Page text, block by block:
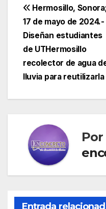
de
entradas
Hermosillo,
17 de mayo de 2024.-
Diseñan estudiantes
de UTHermosillo
recolector de agua
lluvia para reutilizarla
Por
Entrada